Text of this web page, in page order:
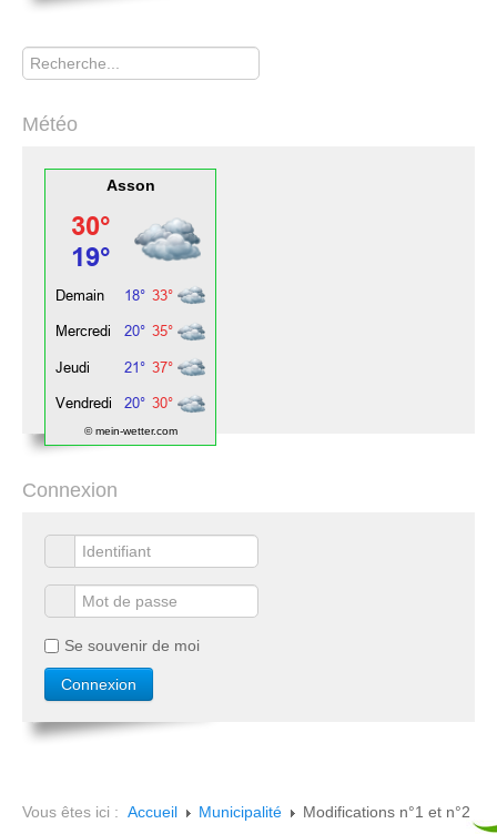
Rechercher
Météo
Asson
© mein-wetter.com
Connexion
Se souvenir de moi
Vous êtes ici : Accueil Municipalité Modifications n°1 et n°2